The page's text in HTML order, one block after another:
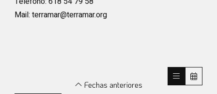
Mail: terramar@terramar.org
Fechas anteriores